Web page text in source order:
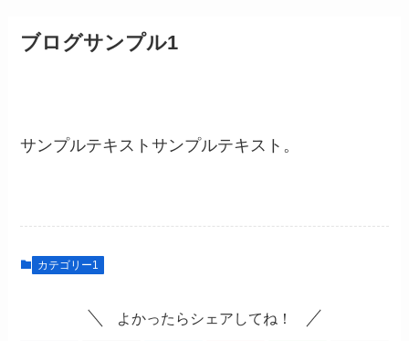
ブログサンプル1
サンプルテキストサンプルテキスト。
カテゴリー1
よかったらシェアしてね！